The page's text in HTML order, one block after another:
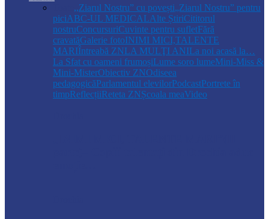
,,Ziarul Nostru” cu povești„Ziarul Nostru” pentru
piciABC-UL MEDICALAlte ȘtiriCititorul
nostruConcursuriCuvinte pentru sufletFără
cravatăGalerie fotoINIMI MICI,TALENTE
MARIÎntreabă ZNLA MULŢI ANILa noi acasă la…
La Sfat cu oameni frumoșiLume soro lumeMini-Miss &
Mini-MisterObiectiv ZNOdiseea
pedagogicăParlamentul elevilorPodcastPortrete în
timpReflecțiiReteta ZNȘcoala meaVideo